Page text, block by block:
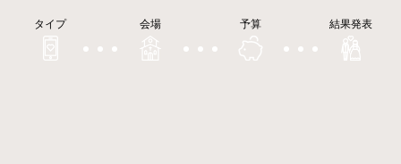
タイプ 会場 予算 結果発表